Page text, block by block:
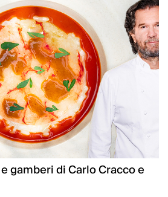
gamberi di Carlo Cracco e